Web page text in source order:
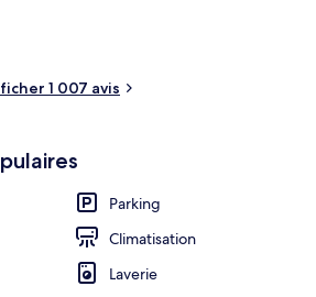
Gracia, à 6 min.
1 007 avis
Parking
Climatisation
Laverie